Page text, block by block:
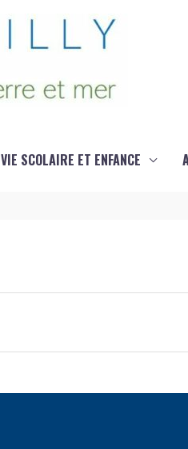
VIE SCOLAIRE ET ENFANCE